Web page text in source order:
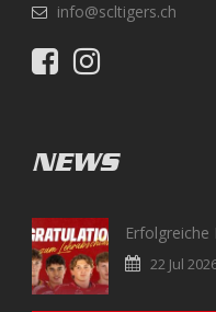
info@scltigers.ch
NEWS
Erfolgreiche
22 Jul